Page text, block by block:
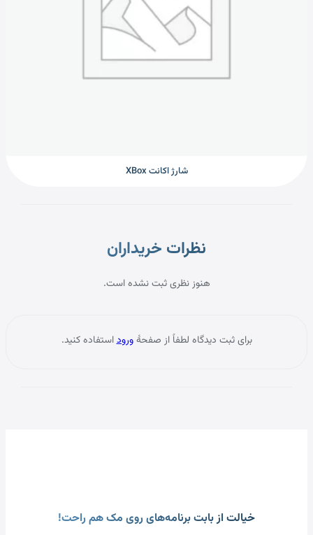
شارژ اکانت XBox
نظرات خریداران
نظرات خریدارانهنوز نظری ثبت نشده است.
برای ثبت دیدگاه لطفاً از صفحهٔوروداستفاده کنید.
خیالت از بابت برنامه‌های روی مک هم راحت!